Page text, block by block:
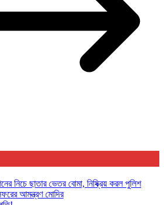
নিচে ছাতার ভেতর বোমা, নিষ্ক্রিয় করল পুলিশ
আমন্ত্রণ মোদির